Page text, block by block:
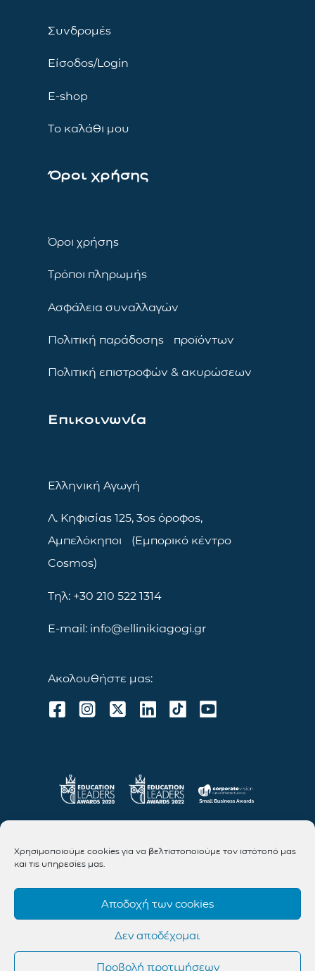
Χρησιμοποιούμε cookies για να βελτιστοποιούμε τον ιστότοπό μας
και τις υπηρεσίες μας.
Αποδοχή των cookies
Δεν αποδέχομαι
Προβολή προτιμήσεων
Συνδρομές
Είσοδος/Login
E-shop
Το καλάθι μου
Όροι χρήσης
Όροι χρήσης
Τρόποι πληρωμής
Ασφάλεια συναλλαγών
Πολιτική παράδοσης προϊόντων
Πολιτική επιστροφών & ακυρώσεων
Επικοινωνία
Ελληνική Αγωγή
Λ. Κηφισίας 125, 3ος όροφος,
Αμπελόκηποι (Εμπορικό κέντρο
Cosmos)
Τηλ: +30 210 522 1314
E-mail: info@ellinikiagogi.gr
Ακολουθήστε μας: